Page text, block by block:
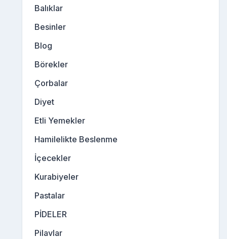
Balıklar
Besinler
Blog
Börekler
Çorbalar
Diyet
Etli Yemekler
Hamilelikte Beslenme
İçecekler
Kurabiyeler
Pastalar
PİDELER
Pilavlar